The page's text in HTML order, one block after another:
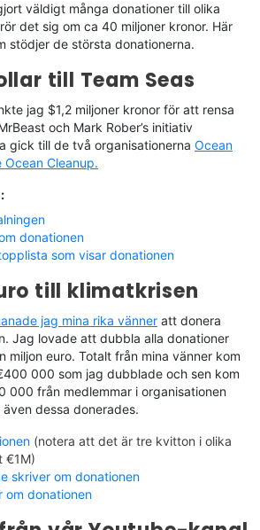
att pengarna inte gjorde mig så
Däremot så fann jag stor
för andra människor. Jag började
och att göra världen till en
mig var att jag visste ingen som skulle
ett stort bolag inom casinoreklam
vinst till att göra gott. Att skapa en
bidra med miljardbelopp till de
störst skillnad i världen. Att flytta
behöver det allra mest.
på just marknadsföring inom casino,
företag. Så Great.com är mitt livs
den pengamaskinen som gör gott. Det
resan!
väldigt många donationer till olika
det sig om ca 40 miljoner kronor. Här
stödjer de största donationerna.
till Team Seas
jag $1,2 miljoner kronor för att rensa
och Mark Rober’s initiativ
gick till de två organisationerna Ocean
Ocean Cleanup.
donationen
som visar donationen
till klimatkrisen
jag mina rika vänner att donera
Jag lovade att dubbla alla donationer
miljon euro. Totalt från mina vänner kom
000 som jag dubblade och sen kom
000 från medlemmar i organisationen
dessa donerades.
(notera att det är tre kvitton i olika
€1M)
skriver om donationen
om donationen